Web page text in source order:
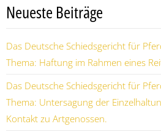
Neueste Beiträge
Das Deutsche Schiedsgericht für
Thema: Haftung im Rahmen eines
Das Deutsche Schiedsgericht für
Thema: Untersagung der
Kontakt zu Artgenossen.